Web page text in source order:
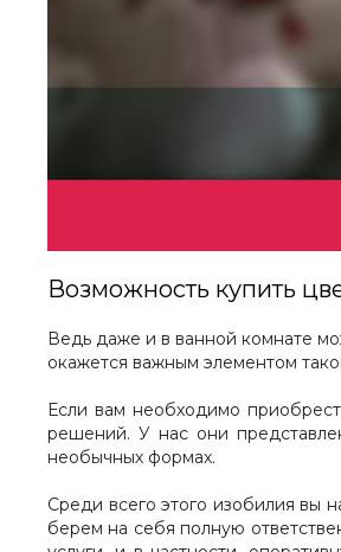
Возможность купить
Ведь даже и в ванной комнате
окажется важным элементом
Если вам необходимо
решений. У нас они
необычных формах.
Среди всего этого изобилия вы
берем на себя полную